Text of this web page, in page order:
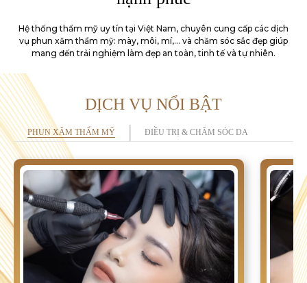
Hệ thống thẩm mỹ uy tín tại Việt Nam, chuyên cung cấp các dịch
vụ phun xăm thẩm mỹ: mày, môi, mí,... và chăm sóc sắc đẹp giúp
mang đến trải nghiệm làm đẹp an toàn, tinh tế và tự nhiên.
DỊCH VỤ NỔI BẬT
PHUN XĂM THẨM MỸ ĐIỀU TRỊ & CHĂM SÓC DA